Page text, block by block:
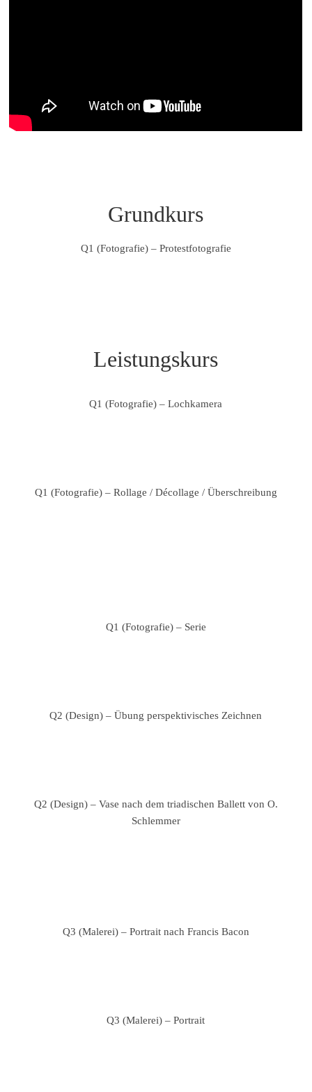
Grundkurs
Q1 (Fotografie) – Protestfotografie
Leistungskurs
Q1 (Fotografie) – Lochkamera
Q1 (Fotografie) – Rollage / Décollage / Überschreibung
Q1 (Fotografie) – Serie
Q2 (Design) – Übung perspektivisches Zeichnen
Q2 (Design) – Vase nach dem triadischen Ballett von O.
Schlemmer
Q3 (Malerei) – Portrait nach Francis Bacon
Q3 (Malerei) – Portrait